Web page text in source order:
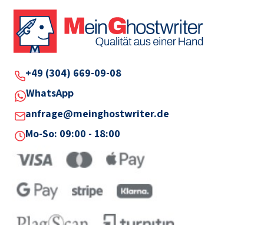
+49 (304) 669-09-08
WhatsApp
anfrage@meinghostwriter.de
Mo-So: 09:00 - 18:00